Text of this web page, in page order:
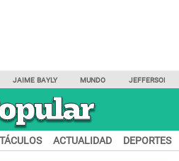
JAIME BAYLY MUNDO JEFFERSON
ACTUALIDAD DEPORTES